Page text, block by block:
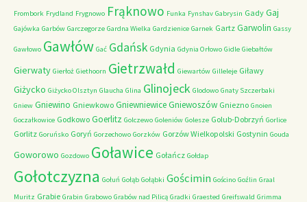
Frombork Frydland Frygnowo Frąknowo Funka Fynshav Gabrysin Gady Gaj
Gajówka Garbów Garczegorze Gardna Wielka Gardzienice Garnek Gartz Garwolin Gassy
Gawłowo Gawłów Gać Gdańsk Gdynia Gdynia Orłowo Gidle Giebałtów
Gierwaty Gierłoż Giethoorn Gietrzwałd Giewartów Gilleleje Giławy
Giżycko Giżycko Olsztyn Glaucha Glina Glinojeck Glodowo Gnaty Szczerbaki
Gniew Gniewino Gniewkowo GniewniewiceGniewoszów Gniezno Gnoien
Goczałkowice Godkowo Goerlitz Golczewo Goleniów Golesze Golub-Dobrzyń Gorlice
Gorlitz Goruńsko Goryń Gorzechowo Gorzków Gorzów Wielkopolski Gostynin Gouda
Goworowo Gozdowo Goławice Gołańcz Gołdap
Gołotczyzna Gołuń Gołąb Gołąbki Gościmin Gościno Goźlin Graal
Muritz Grabie Grabin Grabowo Grabów nad Pilicą Gradki Graested Greifswald Grimma